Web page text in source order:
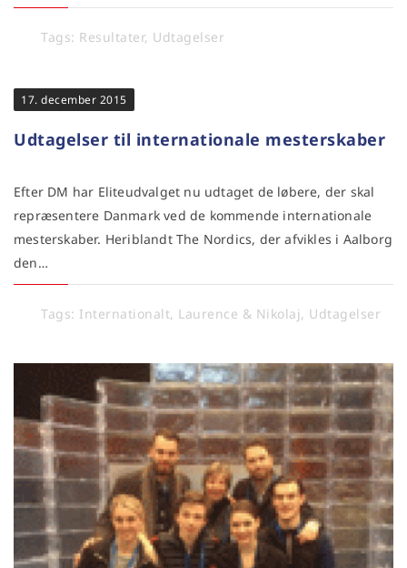
Tags: Resultater, Udtagelser
17. december 2015
Udtagelser til internationale mesterskaber
Efter DM har Eliteudvalget nu udtaget de løbere, der skal
repræsentere Danmark ved de kommende internationale
mesterskaber. Heriblandt The Nordics, der afvikles i Aalborg
den…
Tags: Internationalt, Laurence & Nikolaj, Udtagelser